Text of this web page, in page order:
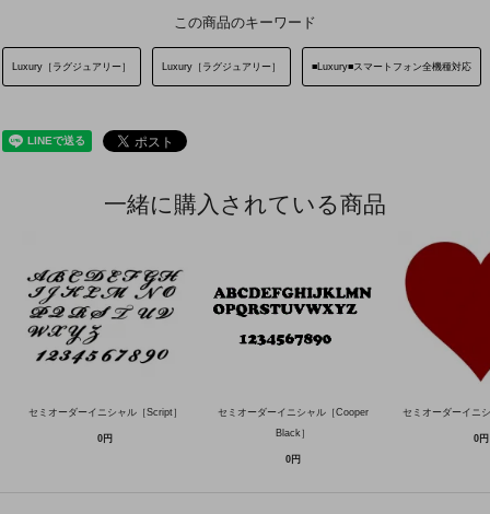
この商品のキーワード
Luxury［ラグジュアリー］ Luxury［ラグジュアリー］ ■Luxury■スマートフォン全機種対応
一緒に購入されている商品
セミオーダーイニシャル［Script］
0円
セミオーダーイニシャル［Cooper
Black］
0円
セミオーダーイニ
0円